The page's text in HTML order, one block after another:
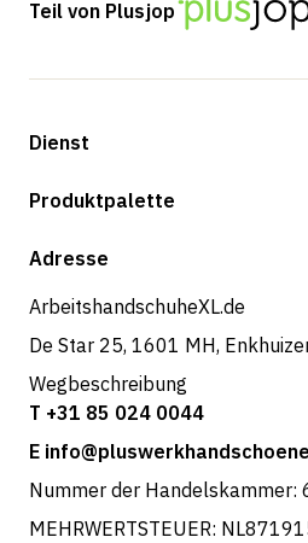
Teil von Plusjop
Dienst
Zahlungsmöglichkeiten
Rücksendungen und Service
Produktpalette
Shop
Adresse
ArbeitshandschuheXL.de
De Star 25, 1601 MH,
Wegbeschreibung
T +31 85 024 0044
E
Nummer der Handelskammer:
MEHRWERTSTEUER: